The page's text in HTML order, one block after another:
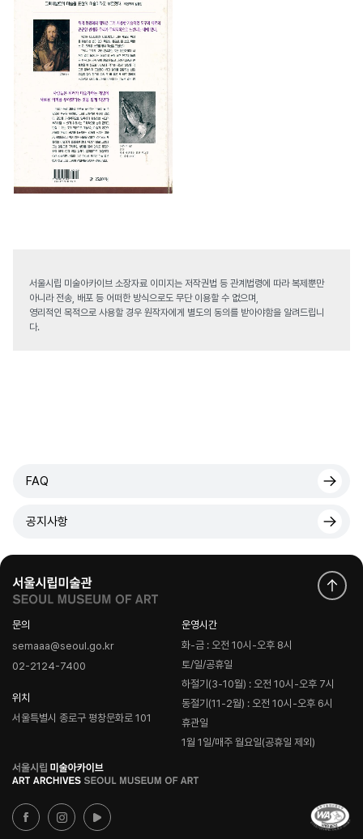
서울시립 미술아카이브 소장자료 이미지는 저작권법 등 관계법령에 따라 복제뿐만
아니라 전송, 배포 등 어떠한 방식으로도 무단 이용할 수 없으며,
영리적인 목적으로 사용할 경우 원작자에게 별도의 동의를 받아야함을 알려드립니
다.
FAQ
공지사항
문의
semaaa@seoul.go.kr
02-2124-7400
위치
서울특별시 종로구 평창문화로 101
운영시간
화-금 : 오전 10시-오후 8시
토/일/공휴일
하절기(3-10월) : 오전 10시-오후 7시
동절기(11-2월) : 오전 10시-오후 6시
휴관일
1월 1일/매주 월요일(공휴일 제외)
로
고